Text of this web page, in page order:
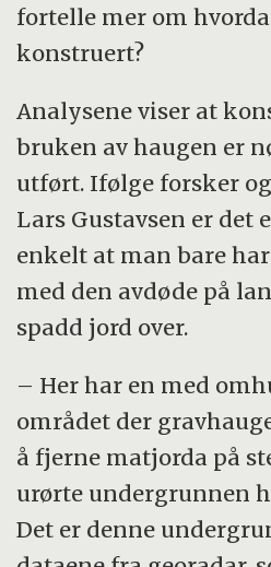
fortelle mer om
konstruert?
Analysene viser at
bruken av haugen er
utført. Ifølge forsker
Lars Gustavsen er det
enkelt at man bare
med den avdøde på
spadd jord over.
– Her har en med
området der
å fjerne matjorda på
urørte undergrunnen
Det er denne